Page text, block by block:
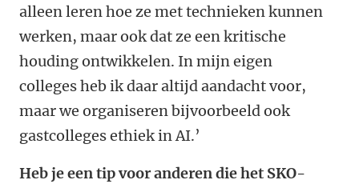
alleen leren hoe ze met technieken kunnen
werken, maar ook dat ze een kritische
houding ontwikkelen. In mijn eigen
colleges heb ik daar altijd aandacht voor,
maar we organiseren bijvoorbeeld ook
gastcolleges ethiek in AI.’
Heb je een tip voor anderen die het SKO-